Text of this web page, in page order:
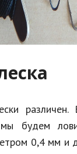
различен.
будем
0,4 мм и